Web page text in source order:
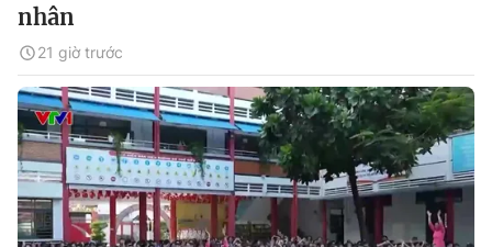
nhân
21 giờ trước